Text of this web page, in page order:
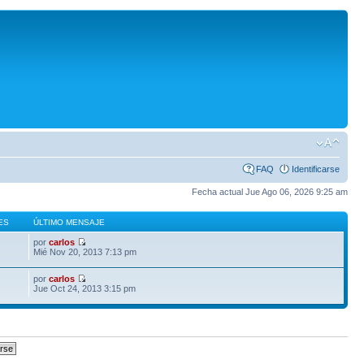
FAQ Identificarse
Fecha actual Jue Ago 06, 2026 9:25 am
ÚLTIMO MENSAJE
porcarlos
Mié Nov 20, 2013 7:13 pm
porcarlos
Jue Oct 24, 2013 3:15 pm